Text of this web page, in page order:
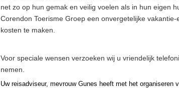
net zo op hun gemak en veilig voelen als in hun eigen
Corendon Toerisme Groep een onvergetelijke
kosten te maken.
Voor speciale wensen verzoeken wij u vriendelijk
nemen.
Uw reisadviseur, mevrouw Gunes heeft met het organiseren